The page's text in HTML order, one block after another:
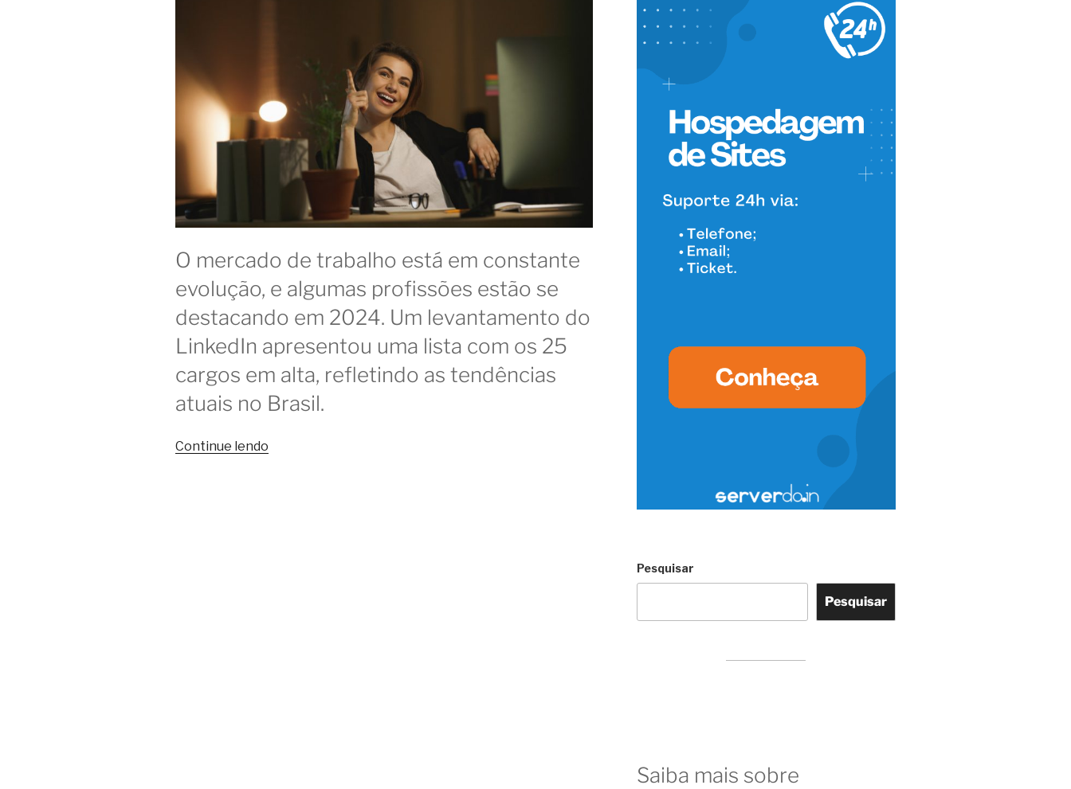
O mercado de trabalho está em constante
evolução, e algumas profissões estão se
destacando em 2024. Um levantamento do
LinkedIn apresentou uma lista com os 25
cargos em alta, refletindo as tendências
atuais no Brasil.
Continue lendo
Pesquisar
Pesquisar
Saiba mais sobre